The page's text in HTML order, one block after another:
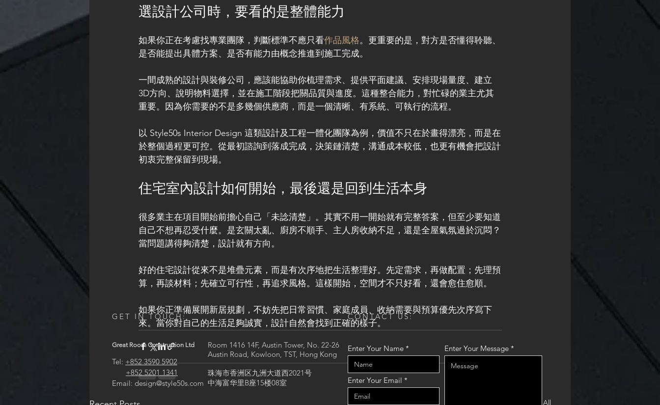
選設計公司時，要看的是整體能力
如果你正在考慮找專業團隊，判斷標準不應只看作品風格。更重要的是，對方是否懂得聆聽、
是否能提出具體方案、是否有能力由概念推進到施工完成。
一間成熟的設計與裝修公司，應該能協助你梳理需求、提供平面建議、安排現場量度、建立
3D方向、說明物料選擇，並在施工階段把關品質與進度。這種整合能力，對忙碌的業主尤其
重要。因為你需要的不是多幾個供應商，而是一個清晰、有系統、可執行的流程。
以 Style50s Interior Design 這類設計及工程一體化團隊為例，價值不只在於畫得漂亮，而是在
於整個過程更可控。從最初諮詢到落成完成，決策鏈清楚，溝通成本較低，也更有機會把設計
初衷完整保留到現場。
住宅室內設計如何開始，最後還是回到生活本身
很多業主在項目開始前擔心自己「未諗清楚」。其實不用一開始就有完整答案，但至少要知道
自己不想再忍受什麼。是玄關太亂、廚房不順手、主人房收納不足，還是全屋氣氛過於沉悶？
當問題講得夠清楚，設計就有方向。
好的住宅設計從來不是堆疊元素，而是有次序地把生活整理好。先定需求，再做配置；先理預
算，再談材料；先確立可行性，再追求風格。這樣開始，空間才不只好看，還會愈住愈順。
如果你正準備展開新居規劃，不妨先把日常習慣、家庭成員、收納需要與預算優先次序寫下
來。當你對自己的生活足夠誠實，設計自然會找到正確的樣子。
See All
GET IN TOUCH: CONTACT US:
Great Room Construction Ltd
Tel: +852 3590 5902
+852 5201 1341
Email: design@style50s.com
Enter Your Name
Enter Your Email
Enter Your Message
Room 1416 14F, Austin Tower, No. 22-26
Austin Road, Kowloon, TST, Hong Kong
珠海市香洲区九洲大道西2021号
中海富华里B座15楼08室